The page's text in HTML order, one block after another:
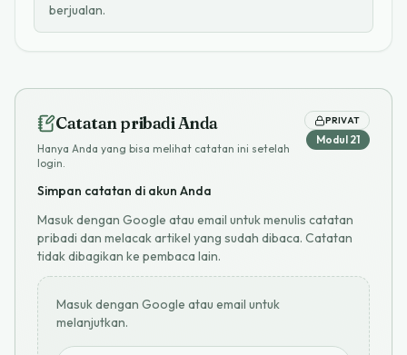
berjualan.
Catatan pribadi Anda
Hanya Anda yang bisa melihat catatan ini setelah
login.
PRIVAT
Modul 21
Simpan catatan di akun Anda
Masuk dengan Google atau email untuk menulis catatan
pribadi dan melacak artikel yang sudah dibaca. Catatan
tidak dibagikan ke pembaca lain.
Masuk dengan Google atau email untuk
melanjutkan.